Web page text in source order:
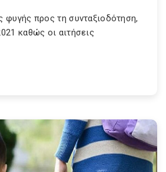
φυγής προς τη συνταξιοδότηση,
καθώς οι αιτήσεις